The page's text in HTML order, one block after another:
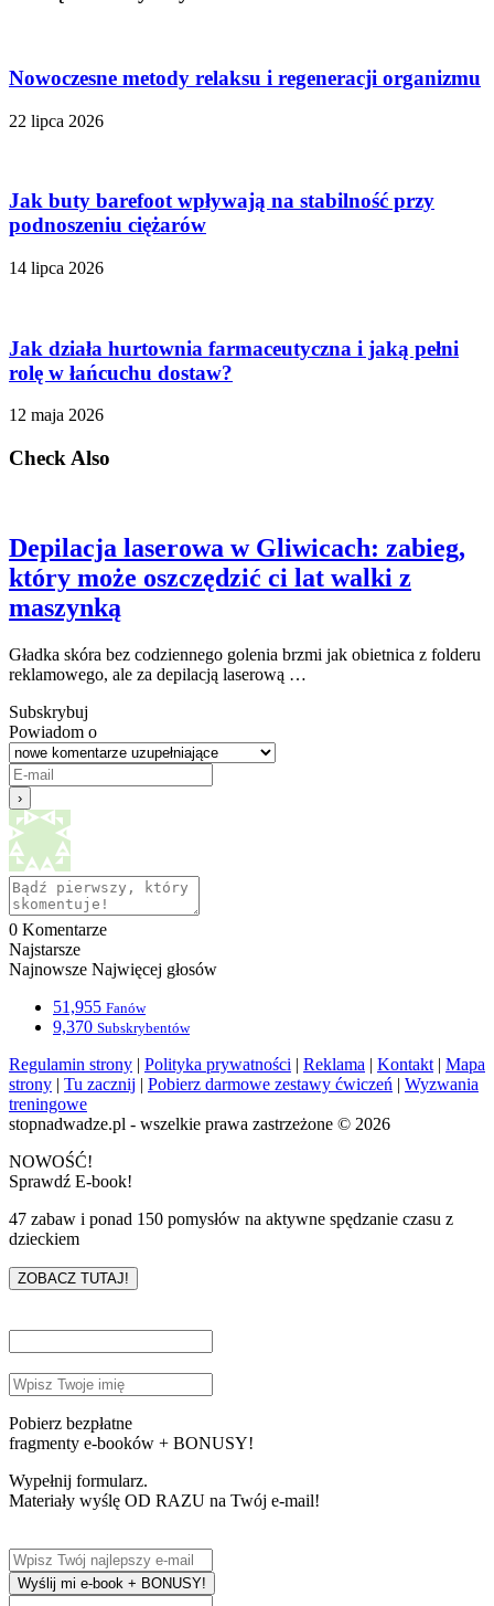
Nowoczesne metody relaksu i regeneracji organizmu
22 lipca 2026
Jak buty barefoot wpływają na stabilność przy
podnoszeniu ciężarów
14 lipca 2026
Jak działa hurtownia farmaceutyczna i jaką pełni
rolę w łańcuchu dostaw?
12 maja 2026
Check Also
Depilacja laserowa w Gliwicach: zabieg,
który może oszczędzić ci lat walki z
maszynką
Gładka skóra bez codziennego golenia brzmi jak obietnica z folderu
reklamowego, ale za depilacją laserową …
Subskrybuj
Powiadom o
0 Komentarze
Najstarsze
Najnowsze Najwięcej głosów
51,955 Fanów
9,370 Subskrybentów
Regulamin strony | Polityka prywatności | Reklama | Kontakt | Mapa
strony | Tu zacznij | Pobierz darmowe zestawy ćwiczeń | Wyzwania
treningowe
stopnadwadze.pl - wszelkie prawa zastrzeżone © 2026
NOWOŚĆ!
Sprawdź E-book!
47 zabaw i ponad 150 pomysłów na aktywne spędzanie czasu z
dzieckiem
ZOBACZ TUTAJ!
Pobierz bezpłatne
fragmenty e-booków + BONUSY!
Wypełnij formularz.
Materiały wyślę OD RAZU na Twój e-mail!
Wyślij mi e-book + BONUSY!